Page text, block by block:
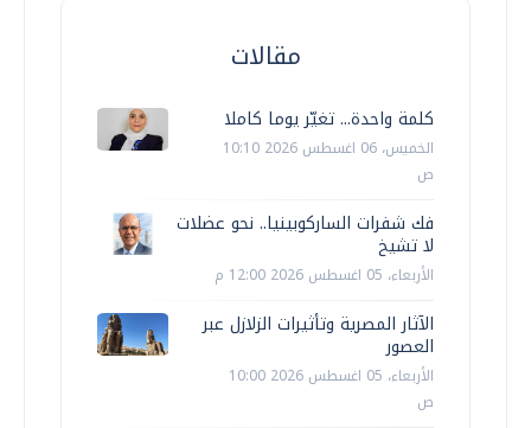
مقالات
كلمة واحدة... تغيّر يوما كاملا
الخميس، 06 اغسطس 2026 10:10
ص
فك شفرات الساركوبينيا.. نحو عضلات
لا تشيخ
الأربعاء، 05 اغسطس 2026 12:00 م
الآثار المصرية وتأثيرات الزلازل عبر
العصور
الأربعاء، 05 اغسطس 2026 10:00
ص